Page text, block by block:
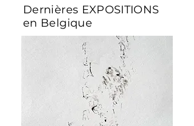
Dernières EXPOSITIONS
en Belgique